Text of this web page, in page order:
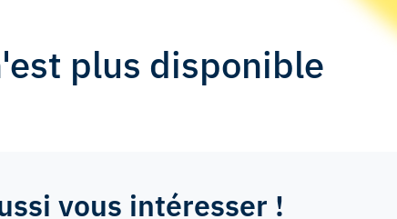
plus disponible
vous intéresser !